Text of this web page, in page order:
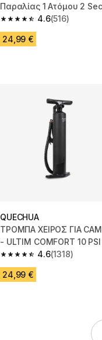
Παραλίας 1 Ατόμου 2
- Μπλε
4.6
4.6 out of 5 stars from
(516)
24,99 €
QUECHUA
ΤΡΟΜΠΑ ΧΕΙΡΟΣ ΓΙΑ
- ULTIM COMFORT 10
ΣΥΝΙΣΤΑΤΑΙ ΓΙΑ
ΣΚΗΝΗ
4.6
4.6 out of 5 stars from
(1318)
24,99 €